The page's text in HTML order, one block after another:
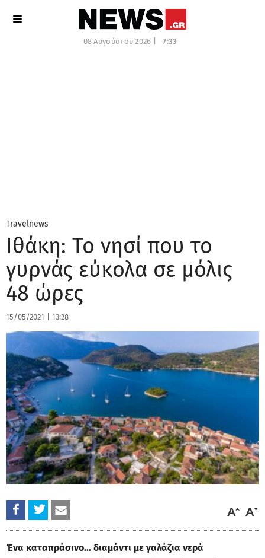
08 Αυγούστου 2026 | 7:33
Travelnews
Ιθάκη: Το νησί που το
γυρνάς εύκολα σε μόλις
48 ώρες
15/05/2021 13:28
Ένα καταπράσινο... διαμάντι με γαλάζια νερά